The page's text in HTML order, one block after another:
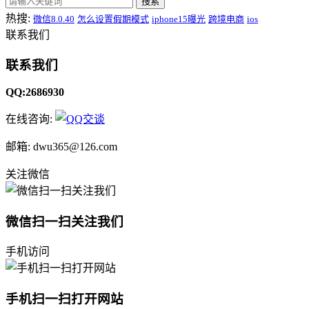
热搜: 微信8.0.40 怎么设置假期模式 iphone15曝光 跨境电商 ios
联系我们
联系我们
QQ:2686930
在线咨询:
邮箱: dwu365@126.com
关注微信
微信扫一扫关注我们
手机访问
手机扫一扫打开网站